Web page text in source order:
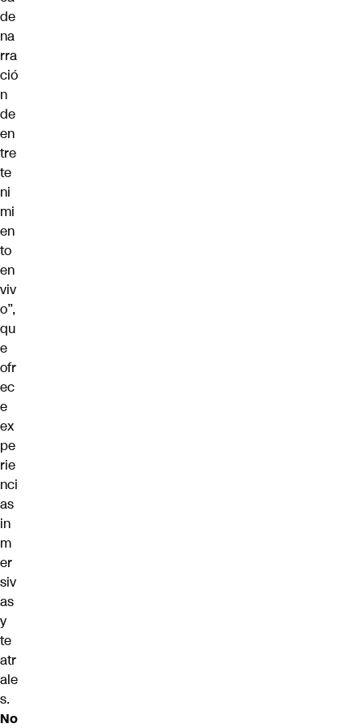
de
na
rra
ció
n
de
en
tre
te
ni
mi
en
to
en
viv
o”,
qu
e
ofr
ec
e
ex
pe
rie
nci
as
in
m
er
siv
as
y
te
atr
ale
s.
No